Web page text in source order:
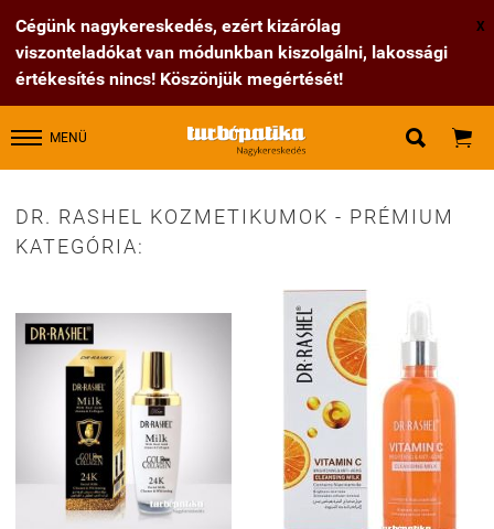
Cégünk nagykereskedés, ezért kizárólag
viszonteladókat van módunkban kiszolgálni, lakossági
értékesítés nincs! Köszönjük megértését!
X
MENÜ  
DR. RASHEL KOZMETIKUMOK - PRÉMIUM
KATEGÓRIA: